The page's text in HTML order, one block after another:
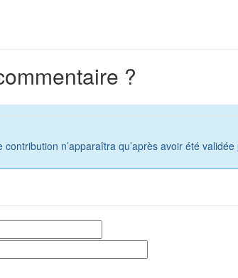
?
n’apparaîtra qu’après avoir été